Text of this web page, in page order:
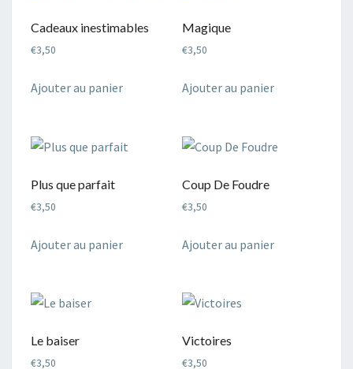
Cadeaux inestimables
€3,50
Ajouter au panier
Magique
€3,50
Ajouter au panier
Plus que parfait
€3,50
Ajouter au panier
Coup De Foudre
€3,50
Ajouter au panier
Le baiser
€3,50
Victoires
€3,50